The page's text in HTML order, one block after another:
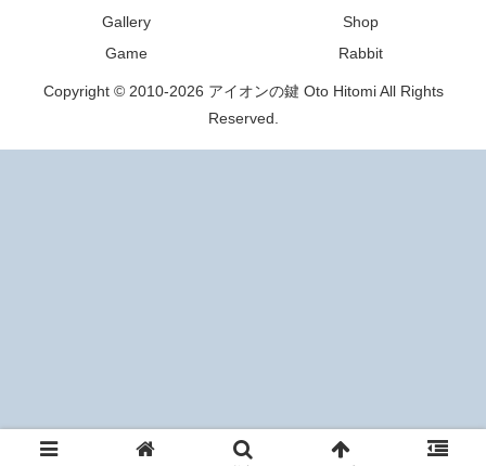
Gallery
Shop
Game
Rabbit
Copyright © 2010-2026 アイオンの鍵 Oto Hitomi All Rights
Reserved.